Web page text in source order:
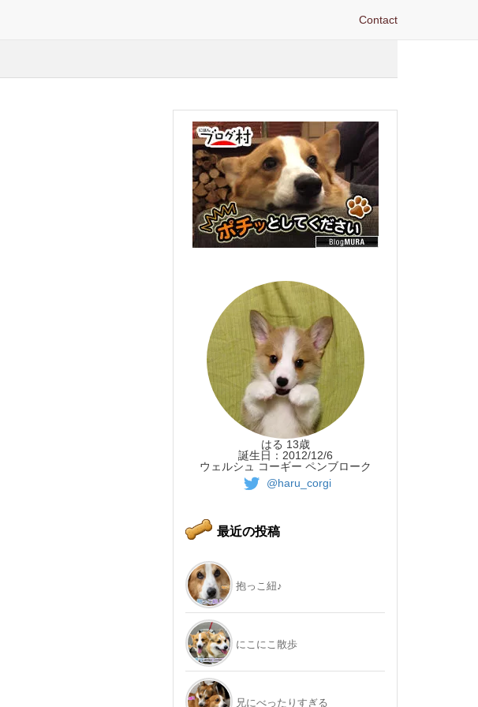
Contact
はる 13歳
誕生日：2012/12/6
ウェルシュ コーギー ペンブローク
@haru_corgi
最近の投稿
抱っこ紐♪
にこにこ散歩
兄にべったりすぎる